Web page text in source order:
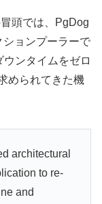
頭では、PgDog
ョンプーラーで
ンタイムをゼロ
められてきた機
architectural
to re-
and